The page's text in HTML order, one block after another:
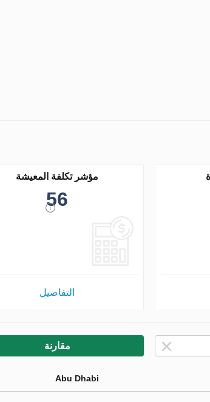
مؤشر تكلفة المعيشة
56
التفاصيل
مقارنة
Abu Dhabi